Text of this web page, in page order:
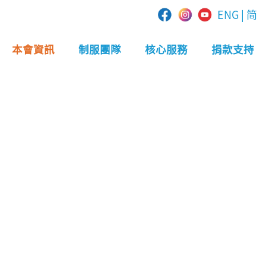
ENG | 简
本會資訊 制服團隊 核心服務 捐款支持